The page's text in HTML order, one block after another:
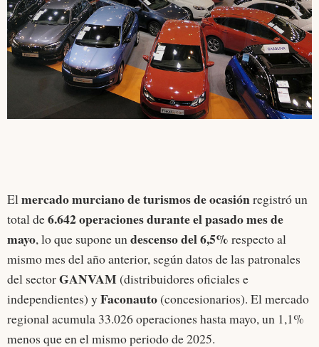
Elmercado murciano de turismos de ocasiónregistró un
total de6.642 operaciones durante el pasado mes de
mayo, lo que supone undescenso del 6,5% respecto al
mismo mes del año anterior, según datos de las patronales
del sectorGANVAM (distribuidores oficiales e
independientes) yFaconauto(concesionarios). El mercado
regional acumula 33.026 operaciones hasta mayo, un 1,1%
menos que en el mismo periodo de 2025.